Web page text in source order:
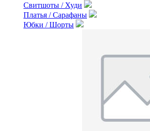
Свитшоты / Худи
Платья / Сарафаны
Юбки / Шорты